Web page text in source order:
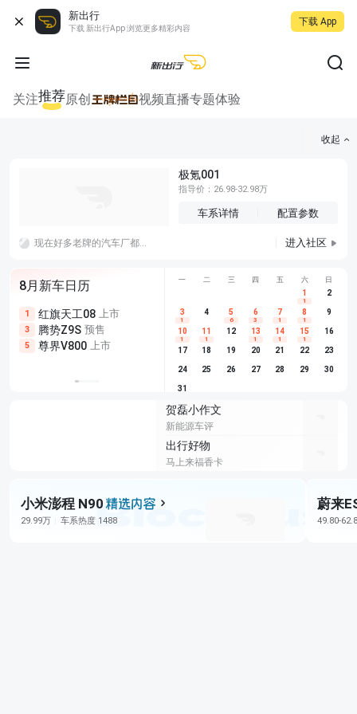
新出行
下载 新出行App 浏览更多精彩内容
下载 App
关注推荐原创 视频直播专题体验
收起
极氪001
指导价：26.98-32.98万
车系详情 配置参数
现在好多老牌的汽车厂都变成了新势力的加工厂，比如问界赛力斯，北汽享界，蔚来江淮等等，有意思! 进入社区
8月新车日历
1 红旗天工08 上市
3 腾势Z9S 预售
5 尊界V800 上市
尊界V680 上市
享界G9 预售
别克至境L7 预售
埃安
长城H10
深蓝S05
一 二 三 四 五 六 日
1
1
2
3
1
4 5
6
6
3
7
1
8
1
9
10
1
11
1
12 13
1
14
1
15
1
16
17 18 19 20 21 22 23
24 25 26 27 28 29 30
31
贺磊小作文
新能源车评
出行好物
马上来福香卡
小米澎程 N90
29.99万 车系热度 1488
蔚来
49.80-